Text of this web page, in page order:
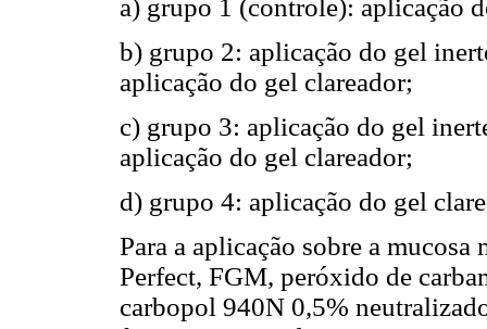
a) grupo 1 (controle): aplicação
b) grupo 2: aplicação do gel
aplicação do gel clareador;
c) grupo 3: aplicação do gel
aplicação do gel clareador;
d) grupo 4: aplicação do gel
Para a aplicação sobre a
Perfect, FGM, peróxido de
carbopol 940N 0,5%